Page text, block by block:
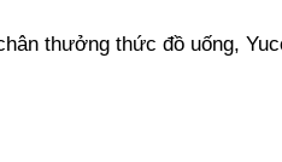
thưởng thức đồ uống,